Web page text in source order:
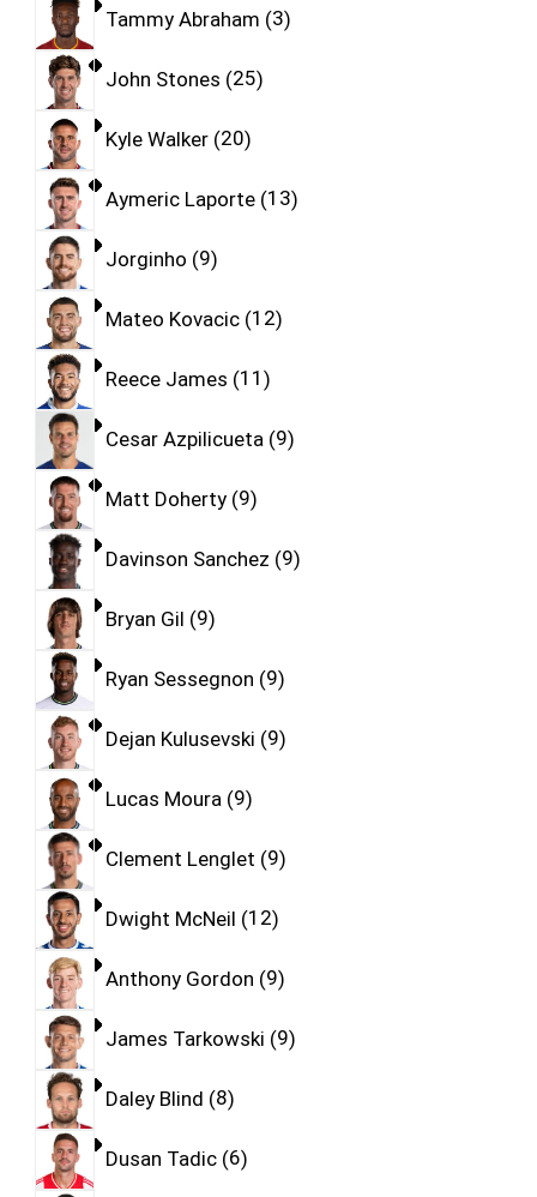
Tammy Abraham 3
John Stones 25
Kyle Walker 20
Aymeric Laporte 13
Jorginho 9
Mateo Kovacic 12
Reece James 11
Cesar Azpilicueta 9
Matt Doherty 9
Davinson Sanchez 9
Bryan Gil 9
Ryan Sessegnon 9
Dejan Kulusevski 9
Lucas Moura 9
Clement Lenglet 9
Dwight McNeil 12
Anthony Gordon 9
James Tarkowski 9
Daley Blind 8
Dusan Tadic 6